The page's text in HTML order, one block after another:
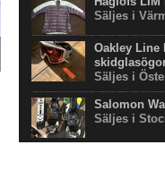
Säljes i
Oakley Line
Säljes i
Salomon
Säljes i